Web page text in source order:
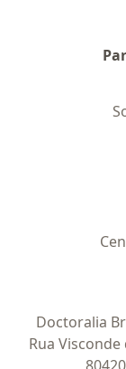
Doctoralia
Rua Visconde